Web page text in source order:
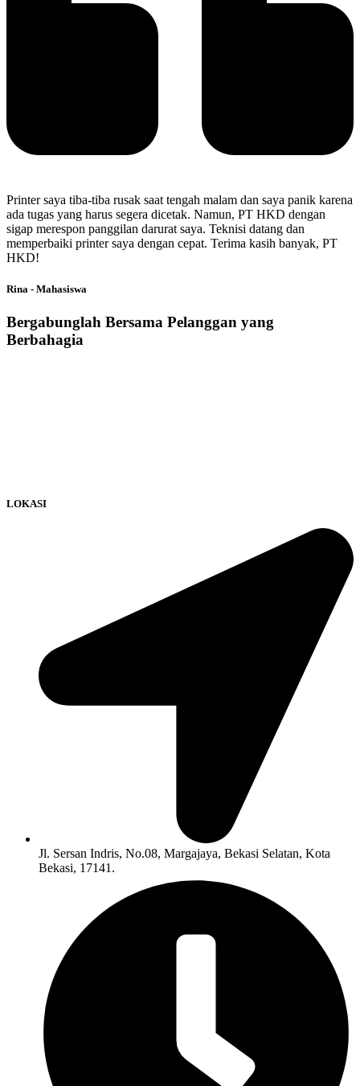
Printer saya tiba-tiba rusak saat tengah malam dan saya panik karena
ada tugas yang harus segera dicetak. Namun, PT HKD dengan
sigap merespon panggilan darurat saya. Teknisi datang dan
memperbaiki printer saya dengan cepat. Terima kasih banyak, PT
HKD!
Rina - Mahasiswa
Bergabunglah Bersama Pelanggan yang
Berbahagia
LOKASI
Jl. Sersan Indris, No.08, Margajaya, Bekasi Selatan, Kota
Bekasi, 17141.